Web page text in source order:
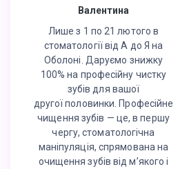
Валентина
Лише з 1 по 21 лютого в
стоматології від А до Я на
Оболоні. Даруємо знижку
100% на професійну чистку
зубів для вашої
другої половинки. Професійне
чищення зубів — це, в першу
чергу, стоматологічна
маніпуляція, спрямована на
очищення зубів від м’якого і